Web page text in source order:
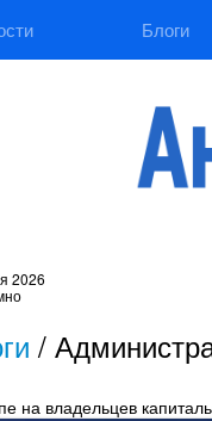
Блоги
2026
/
на владельцев